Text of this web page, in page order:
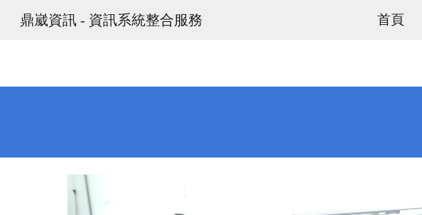
Skip to main content
鼎崴資訊 - 資訊系統整合服務 首頁